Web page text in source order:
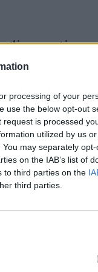
processing of your
use the below opt-out
is processed
utilized by us
may separately
on the IAB’s list of
to third parties on the
third parties.
gli assenti
più o
tornare a
bisogno i
che
6 mesi.
Quali le